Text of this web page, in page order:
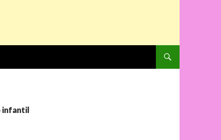
infantil